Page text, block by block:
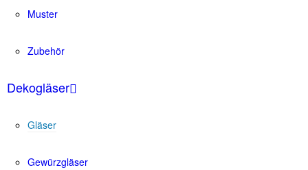
Muster
Zubehör
Dekogläser
Gläser
Gewürzgläser